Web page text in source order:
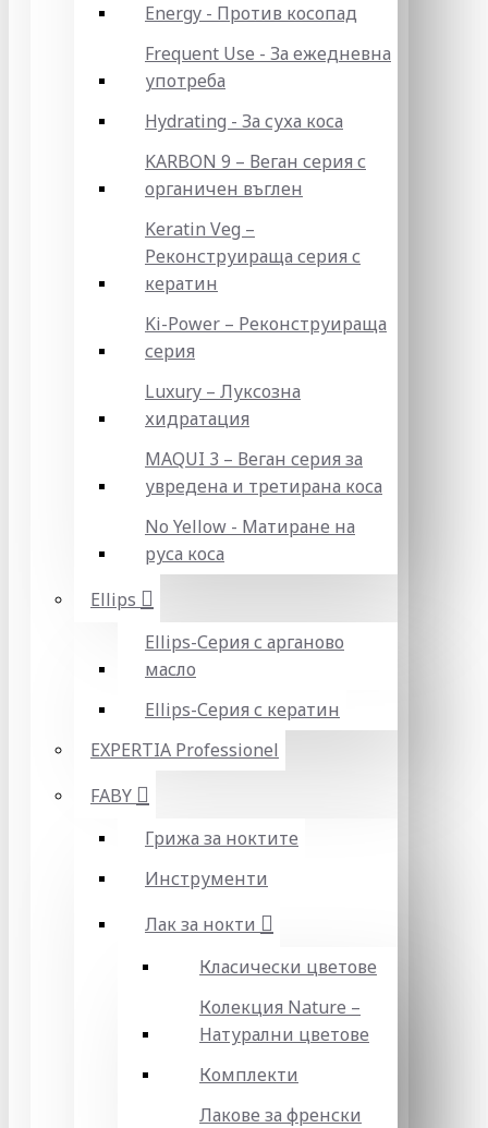
Energy - Против косопад
Frequent Use - За ежедневна
употреба
Hydrating - За суха коса
KARBON 9 – Веган серия с
органичен въглен
Keratin Veg –
Реконструираща серия с
кератин
Ki-Power – Реконструираща
серия
Luxury – Луксозна
хидратация
MAQUI 3 – Веган серия за
увредена и третирана коса
No Yellow - Матиране на
руса коса
Ellips
Ellips-Серия с арганово
масло
Ellips-Серия с кератин
EXPERTIA Professionel
FABY
Грижа за ноктите
Инструменти
Лак за нокти
Класически цветове
Колекция Nature –
Натурални цветове
Комплекти
Лакове за френски